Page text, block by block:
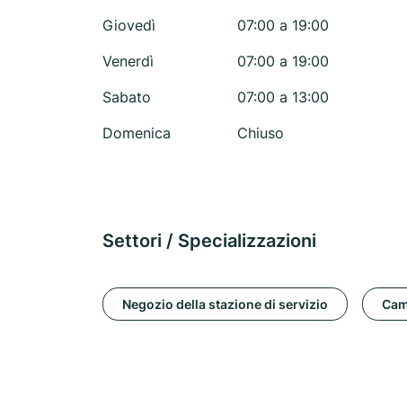
Giovedì
07:00 a 19:00
Venerdì
07:00 a 19:00
Sabato
07:00 a 13:00
Domenica
Chiuso
Settori / Specializzazioni
Negozio della stazione di servizio